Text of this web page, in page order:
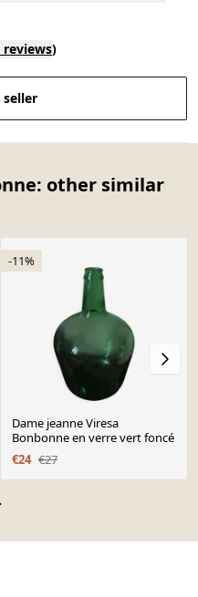
reviews)
other similar
-11%
Dame jeanne Viresa
Bonbonne en verre vert foncé
€24 €27